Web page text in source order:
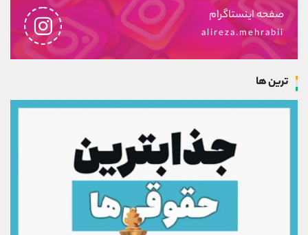
صفحه اینستاگرام
alireza.mehrabii
ترین ها